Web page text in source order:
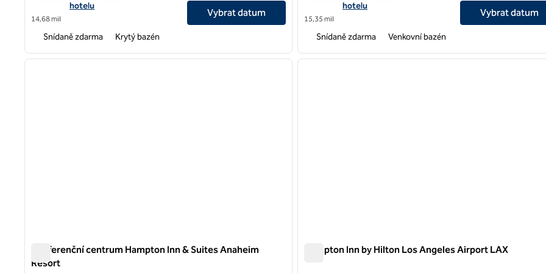
hotelu
14,68 mil
Vybrat datum
Snídaně zdarma Krytý bazén
hotelu
15,35 mil
Vybrat datum
Snídaně zdarma Venkovní bazén
1 z 12
další obrázek
Konferenční centrum Hampton Inn & Suites Anaheim
Resort
1 z 12
Hampton Inn by Hilton Los Angeles Airport LAX